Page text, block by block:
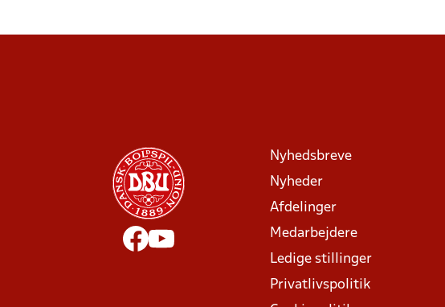
Nyhedsbreve
Nyheder
Afdelinger
Medarbejdere
Ledige stillinger
Privatlivspolitik